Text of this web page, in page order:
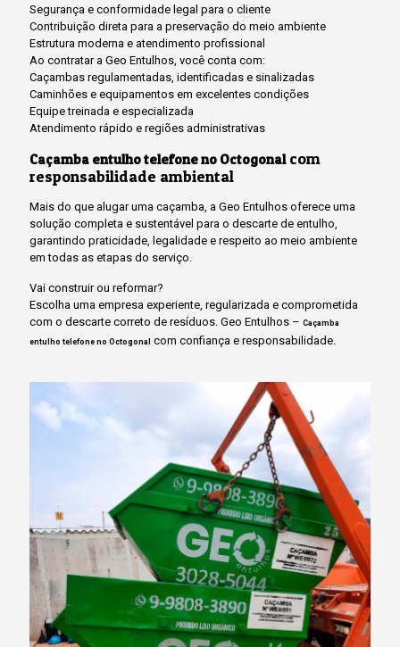
Segurança e conformidade legal para o cliente
Contribuição direta para a preservação do meio ambiente
Estrutura moderna e atendimento profissional
Ao contratar a Geo Entulhos, você conta com:
Caçambas regulamentadas, identificadas e sinalizadas
Caminhões e equipamentos em excelentes condições
Equipe treinada e especializada
Atendimento rápido e regiões administrativas
Caçamba entulho telefone no Octogonalcom
responsabilidade ambiental
Mais do que alugar uma caçamba, a Geo Entulhos oferece uma
solução completa e sustentável para o descarte de entulho,
garantindo praticidade, legalidade e respeito ao meio ambiente
em todas as etapas do serviço.
Vai construir ou reformar?
Escolha uma empresa experiente, regularizada e comprometida
com o descarte correto de resíduos. Geo Entulhos – Caçamba
entulho telefone no Octogonal com confiança e responsabilidade.